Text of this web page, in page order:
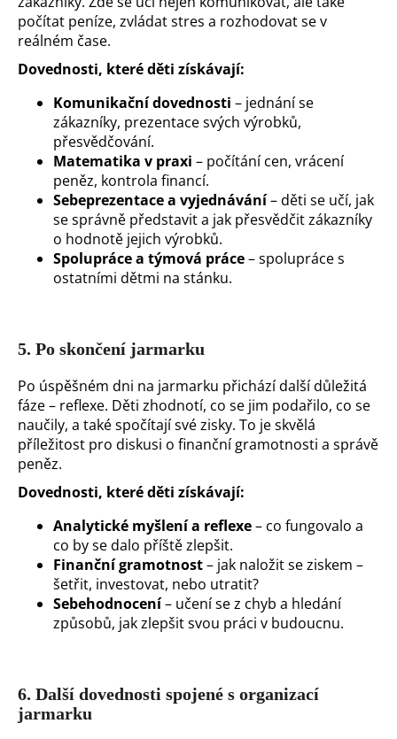
počítat peníze, zvládat stres a rozhodovat se v
reálném čase.
Dovednosti, které děti získávají:
Komunikační dovednosti – jednání se
zákazníky, prezentace svých výrobků,
přesvědčování.
Matematika v praxi – počítání cen, vrácení
peněz, kontrola financí.
Sebeprezentace a vyjednávání– děti se učí, jak
se správně představit a jak přesvědčit zákazníky
o hodnotě jejich výrobků.
Spolupráce a týmová práce– spolupráce s
ostatními dětmi na stánku.
5. Po skončení jarmarku
Po úspěšném dni na jarmarku přichází další důležitá
fáze – reflexe. Děti zhodnotí, co se jim podařilo, co se
naučily, a také spočítají své zisky. To je skvělá
příležitost pro diskusi o finanční gramotnosti a správě
peněz.
Dovednosti, které děti získávají:
Analytické myšlení a reflexe– co fungovalo a
co by se dalo příště zlepšit.
Finanční gramotnost– jak naložit se ziskem –
šetřit, investovat, nebo utratit?
Sebehodnocení– učení se z chyb a hledání
způsobů, jak zlepšit svou práci v budoucnu.
6. Další dovednosti spojené s organizací
jarmarku